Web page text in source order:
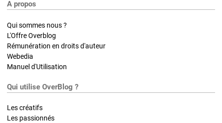
A propos
Qui sommes nous ?
L'Offre Overblog
Rémunération en droits d'auteur
Webedia
Manuel d'Utilisation
Qui utilise OverBlog ?
Les créatifs
Les passionnés